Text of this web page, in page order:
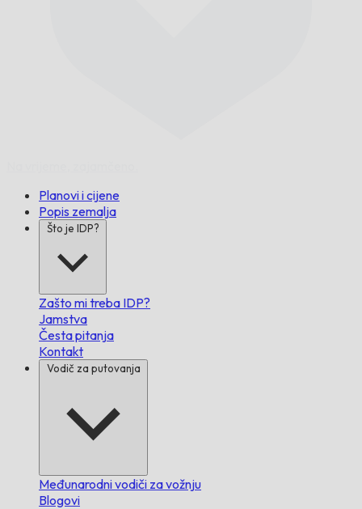
Planovi i cijene
Popis zemalja
Što je IDP?
Zašto mi treba IDP?
Jamstva
Česta pitanja
Kontakt
Vodič za putovanja
Međunarodni vodiči za vožnju
Blogovi